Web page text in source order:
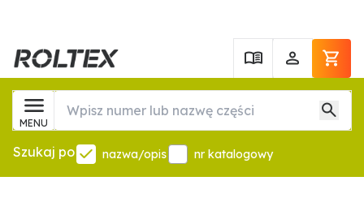
MENU
Szukaj po nazwa/opis nr katalogowy